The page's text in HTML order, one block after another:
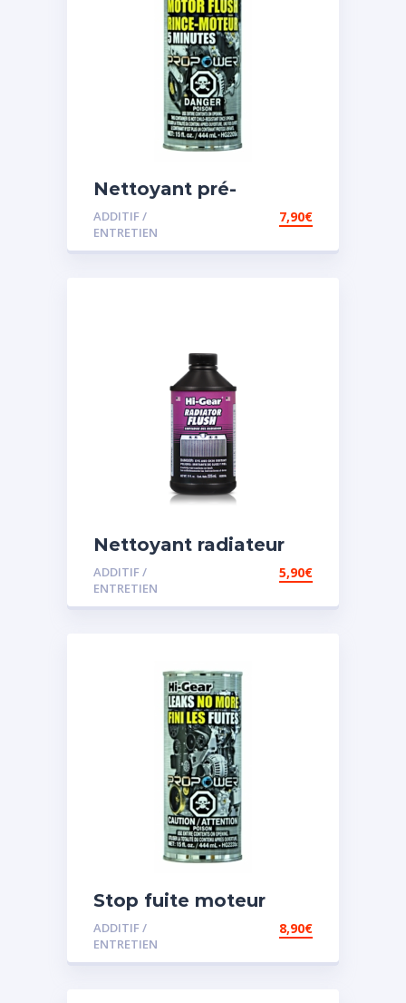
Nettoyant pré-
vidange
ADDITIF /
ENTRETIEN
7,90€
Nettoyant radiateur
ADDITIF /
ENTRETIEN
5,90€
Stop fuite moteur
ADDITIF /
ENTRETIEN
8,90€